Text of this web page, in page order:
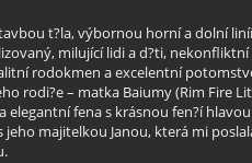
t?la, výbornou horní a dolní
milující lidi a d?ti, nekonfliktní
rodokmen a excelentní
rodi?e – matka Baiumy (Rim Fire
fena s krásnou fen?í
majitelkou Janou, která mi